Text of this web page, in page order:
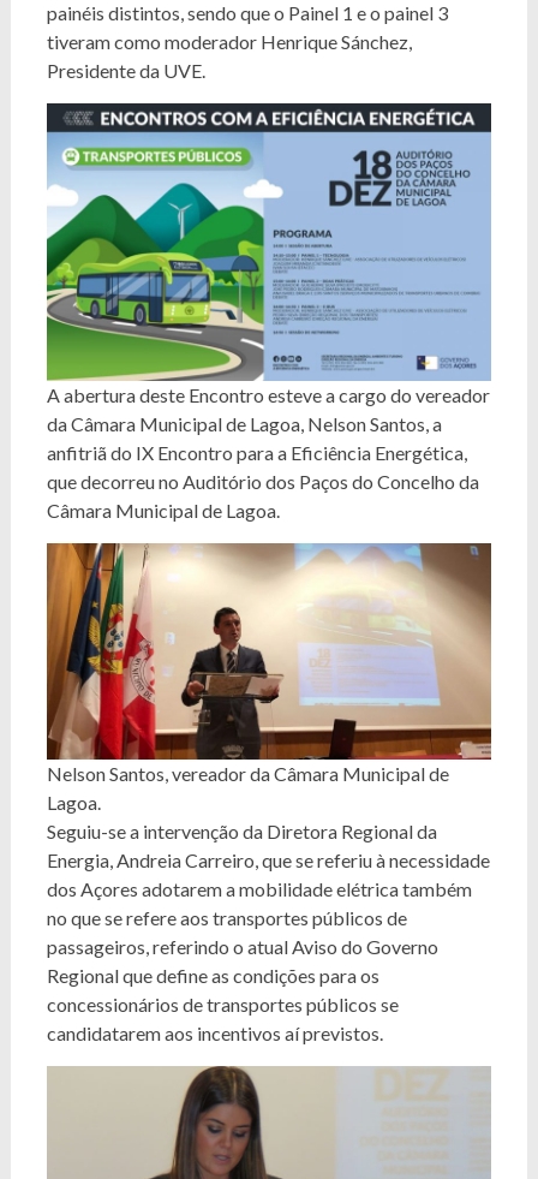
painéis distintos, sendo que o Painel 1 e o painel 3
tiveram como moderador Henrique Sánchez,
Presidente da UVE.
A abertura deste Encontro esteve a cargo do vereador
da Câmara Municipal de Lagoa, Nelson Santos, a
anfitriã do IX Encontro para a Eficiência Energética,
que decorreu no Auditório dos Paços do Concelho da
Câmara Municipal de Lagoa.
Nelson Santos, vereador da Câmara Municipal de
Lagoa.
Seguiu-se a intervenção da Diretora Regional da
Energia, Andreia Carreiro, que se referiu à necessidade
dos Açores adotarem a mobilidade elétrica também
no que se refere aos transportes públicos de
passageiros, referindo o atual Aviso do Governo
Regional que define as condições para os
concessionários de transportes públicos se
candidatarem aos incentivos aí previstos.